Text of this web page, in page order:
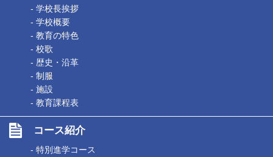
- 学校長挨拶
- 学校概要
- 教育の特色
- 校歌
- 歴史・沿革
- 制服
- 施設
- 教育課程表
コース紹介
- 特別進学コース